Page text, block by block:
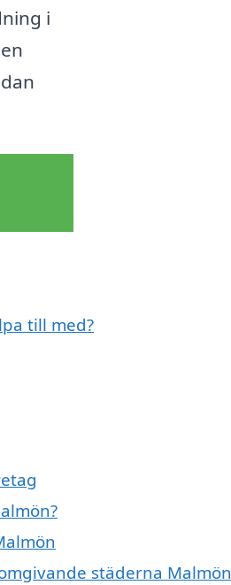
i
till med?
städerna Malmön